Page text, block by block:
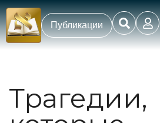
Публикации
Трагедии,